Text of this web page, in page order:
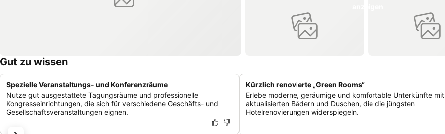
Gut zu wissen
Spezielle Veranstaltungs- und Konferenzräume
Nutze gut ausgestattete Tagungsräume und professionelle
Kongresseinrichtungen, die sich für verschiedene Geschäfts- und
Gesellschaftsveranstaltungen eignen.
Kürzlich renovierte „Green Rooms“
Erlebe moderne, geräumige und komfortable Unterkünfte mit
aktualisierten Bädern und Duschen, die die jüngsten
Hotelrenovierungen widerspiegeln.